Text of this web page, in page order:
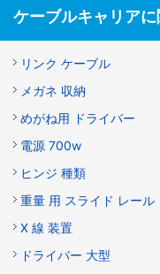
ケーブルキャリア
リンク ケーブル
メガネ 収納
めがね用 ドライバー
電源 700w
ヒンジ 種類
重量 用 スライド レール
X 線 装置
ドライバー 大型